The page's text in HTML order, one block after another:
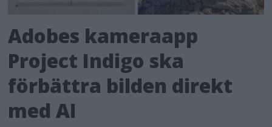
Adobes kameraapp
Project Indigo ska
förbättra bilden direkt
med AI